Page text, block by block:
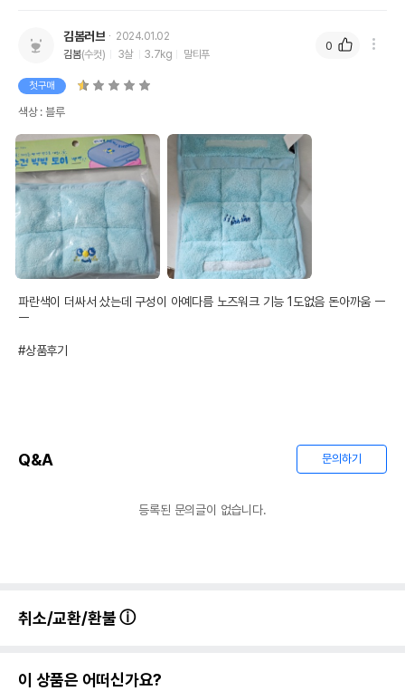
김봄러브
2024.01.02
김봄(수컷) 3살 3.7kg 말티푸
첫구매
색상 : 블루
파란색이 더싸서 샀는데 구성이 아예다름 노즈워크 기능 1도없음 돈아까움 ㅡ
ㅡ
#상품후기
0
Q&A 문의하기
등록된 문의글이 없습니다.
취소/교환/환불
이 상품은 어떠신가요?